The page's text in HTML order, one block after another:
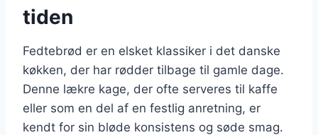
tiden
Fedtebrød er en elsket klassiker i det danske
køkken, der har rødder tilbage til gamle dage.
Denne lækre kage, der ofte serveres til kaffe
eller som en del af en festlig anretning, er
kendt for sin bløde konsistens og søde smag.